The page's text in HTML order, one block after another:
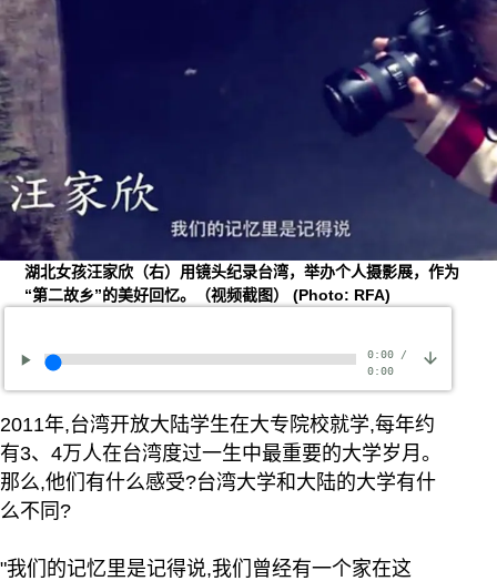
湖北女孩汪家欣（右）用镜头纪录台湾，举办个人摄影展，作为
“第二故乡”的美好回忆。（视频截图）(Photo: RFA)
0:00/
0:00
2011年,台湾开放大陆学生在大专院校就学,每年约
有3、4万人在台湾度过一生中最重要的大学岁月。
那么,他们有什么感受?台湾大学和大陆的大学有什
么不同?
"我们的记忆里是记得说,我们曾经有一个家在这